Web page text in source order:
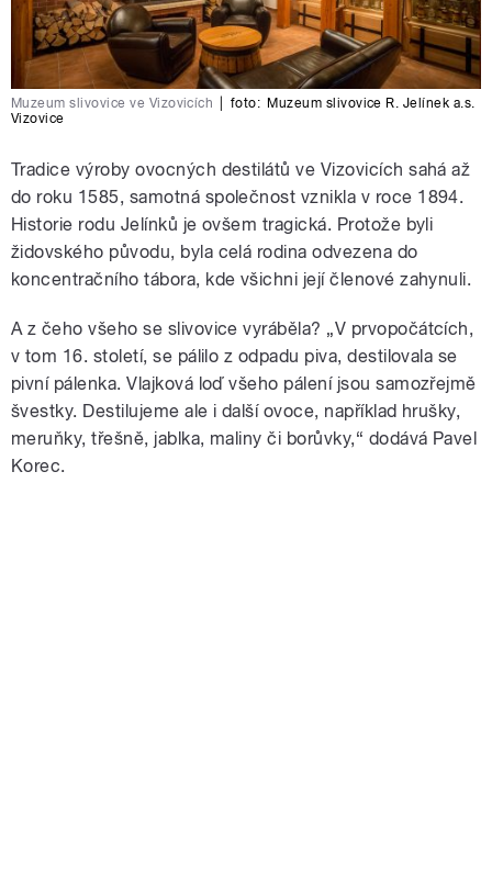
Muzeum slivovice ve Vizovicích foto: Muzeum slivovice R. Jelínek a.s.
Vizovice
Tradice výroby ovocných destilátů ve Vizovicích sahá až
do roku 1585, samotná společnost vznikla v roce 1894.
Historie rodu Jelínků je ovšem tragická. Protože byli
židovského původu, byla celá rodina odvezena do
koncentračního tábora, kde všichni její členové zahynuli.
A z čeho všeho se slivovice vyráběla? „V prvopočátcích,
v tom 16. století, se pálilo z odpadu piva, destilovala se
pivní pálenka. Vlajková loď všeho pálení jsou samozřejmě
švestky. Destilujeme ale i další ovoce, například hrušky,
meruňky, třešně, jablka, maliny či borůvky,“ dodává Pavel
Korec.